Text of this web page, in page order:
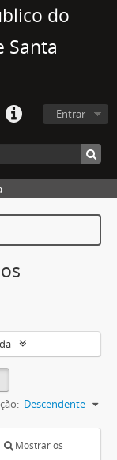
do
Santa
Entrar
Descendente
Mostrar os